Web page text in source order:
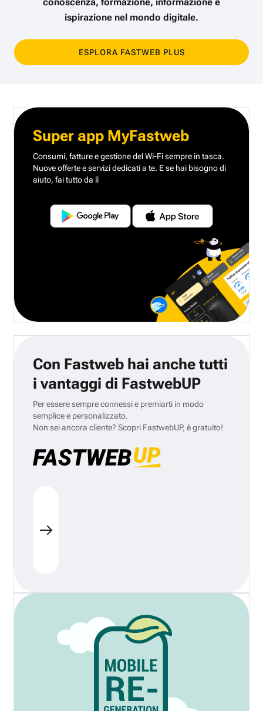
conoscenza, formazione, informazione e
ispirazione nel mondo digitale.
ESPLORA FASTWEB PLUS
Super app MyFastweb
Consumi, fatture e gestione del Wi-Fi sempre in tasca.
Nuove offerte e servizi dedicati a te. E se hai bisogno di
aiuto, fai tutto da lì
Con Fastweb hai anche tutti
i vantaggi di FastwebUP
Per essere sempre connessi e premiarti in modo
semplice e personalizzato.
Non sei ancora cliente? Scopri FastwebUP, è gratuito!